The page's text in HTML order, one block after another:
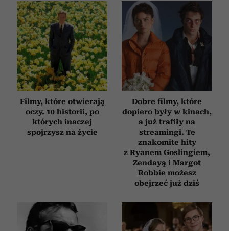
analizować ruch w naszej witrynie. Informacje o tym, jak
korzystasz z naszej witryny, udostępniamy partnerom
społecznościowym, reklamowym i analitycznym.
Partnerzy mogą połączyć te informacje z innymi danymi
otrzymanymi od Ciebie lub uzyskanymi podczas
korzystania z ich usług.
Filmy, które otwierają
oczy. 10 historii, po
których inaczej
spojrzysz na życie
Dobre filmy, które
dopiero były w kinach,
a już trafiły na
streamingi. Te
znakomite hity
z Ryanem Goslingiem,
Zendayą i Margot
Robbie możesz
obejrzeć już dziś